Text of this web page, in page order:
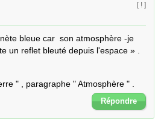
[ ! ]
bleue car  son atmosphère -je
un reflet bleuté depuis l'espace » .
" , paragraphe " Atmosphère " .
Répondre